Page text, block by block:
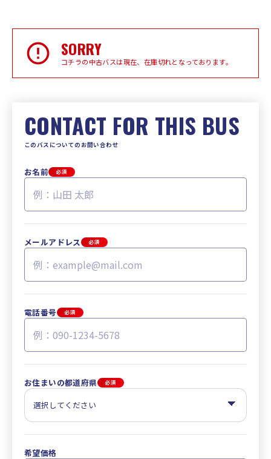
SORRY
コチラの中古バスは現在、在庫切れとなっております。
CONTACT FOR THIS BUS
このバスについてのお問い合わせ
お名前 必須
メールアドレス 必須
電話番号 必須
お住まいの都道府県 必須
希望価格